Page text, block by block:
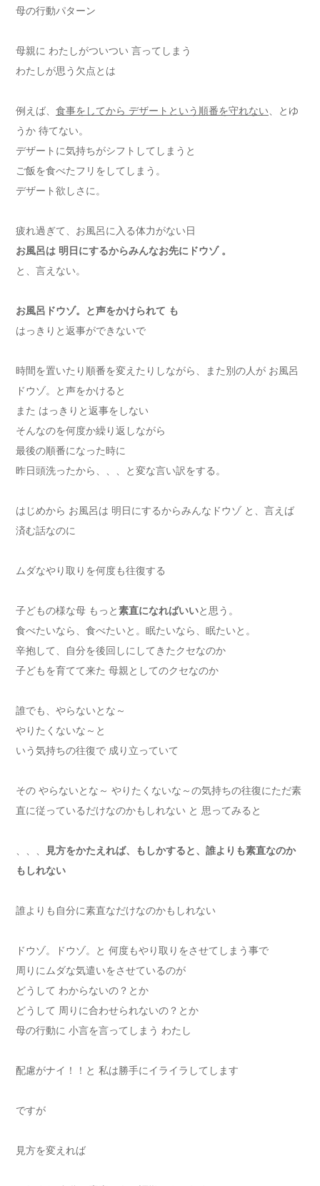
母の行動パターン
母親に わたしがついつい 言ってしまう
わたしが思う欠点とは
例えば、 食事をしてから デザートという順番を守れない 、とゆ
うか 待てない。
デザートに気持ちがシフトしてしまうと
ご飯を食べたフリをしてしまう。
デザート欲しさに。
疲れ過ぎて、お風呂に入る体力がない日
お風呂は 明日にするからみんなお先にドウゾ 。
と、言えない。
お風呂ドウゾ。と声をかけられて も
はっきりと返事ができないで
時間を置いたり順番を変えたりしながら、また別の人が お風呂
ドウゾ。と声をかけると
また はっきりと返事をしない
そんなのを何度か繰り返しながら
最後の順番になった時に
昨日頭洗ったから、、、と変な言い訳をする。
はじめから お風呂は 明日にするからみんなドウゾ と、言えば
済む話なのに
ムダなやり取りを何度も往復する
子どもの様な母 もっと素直になればいいと思う。
食べたいなら、食べたいと。眠たいなら、眠たいと。
辛抱して、自分を後回しにしてきたクセなのか
子どもを育てて来た 母親としてのクセなのか
誰でも、やらないとな～
やりたくないな～と
いう気持ちの往復で 成り立っていて
その やらないとな～ やりたくないな～の気持ちの往復にただ素
直に従っているだけなのかもしれない と 思ってみると
見方をかたえれば、もしかすると、誰よりも素直なのか
もしれない
誰よりも自分に素直なだけなのかもしれない
ドウゾ。ドウゾ。と 何度もやり取りをさせてしまう事で
周りにムダな気遣いをさせているのが
どうして わからないの？とか
どうして 周りに合わせられないの？とか
母の行動に 小言を言ってしまう わたし
配慮がナイ！！と 私は勝手にイライラしてします
ですが
見方を変えれば